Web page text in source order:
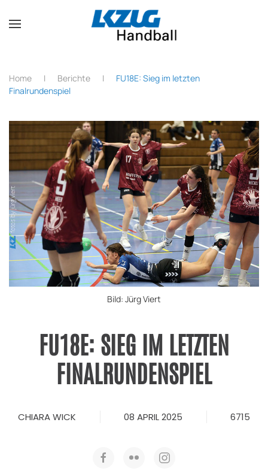
Zum Hauptinhalt springen
Home Berichte
FU18E: Sieg im letzten
Finalrundenspiel
Bild: Jürg Viert
FU18E: SIEG IM LETZTEN
FINALRUNDENSPIEL
CHIARA WICK 08 APRIL 2025 6715